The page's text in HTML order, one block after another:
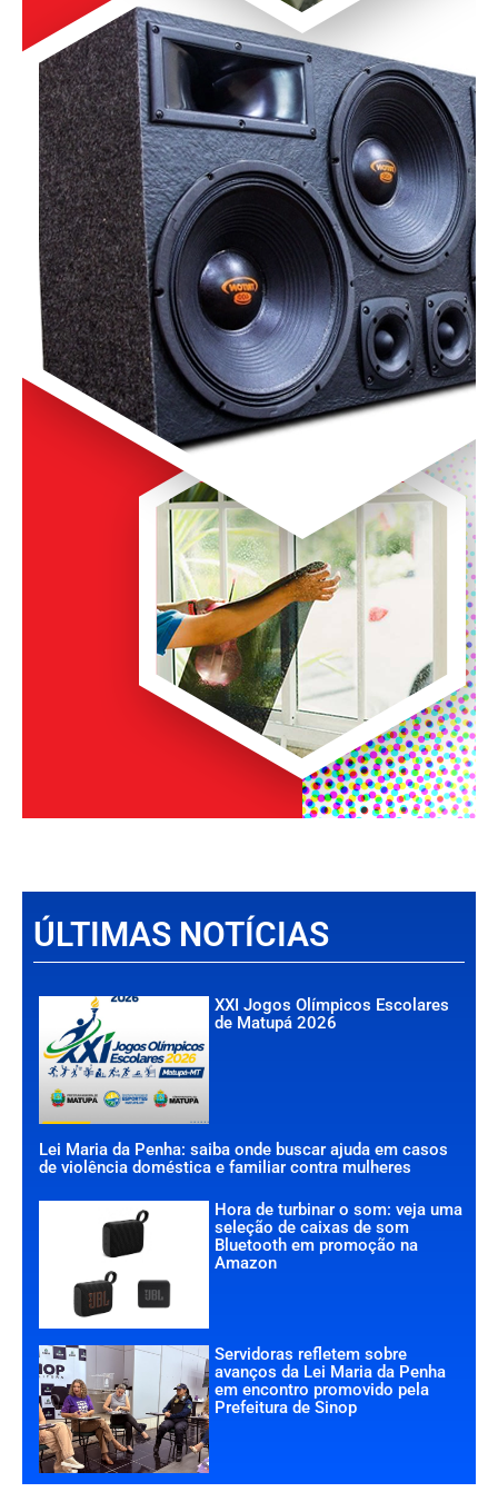
ÚLTIMAS NOTÍCIAS
XXI Jogos Olímpicos Escolares
de Matupá 2026
Lei Maria da Penha: saiba onde buscar ajuda em casos
de violência doméstica e familiar contra mulheres
Hora de turbinar o som: veja uma
seleção de caixas de som
Bluetooth em promoção na
Amazon
Servidoras refletem sobre
avanços da Lei Maria da Penha
em encontro promovido pela
Prefeitura de Sinop